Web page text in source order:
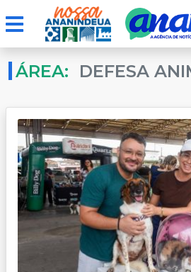
ÁREA: DEFESA